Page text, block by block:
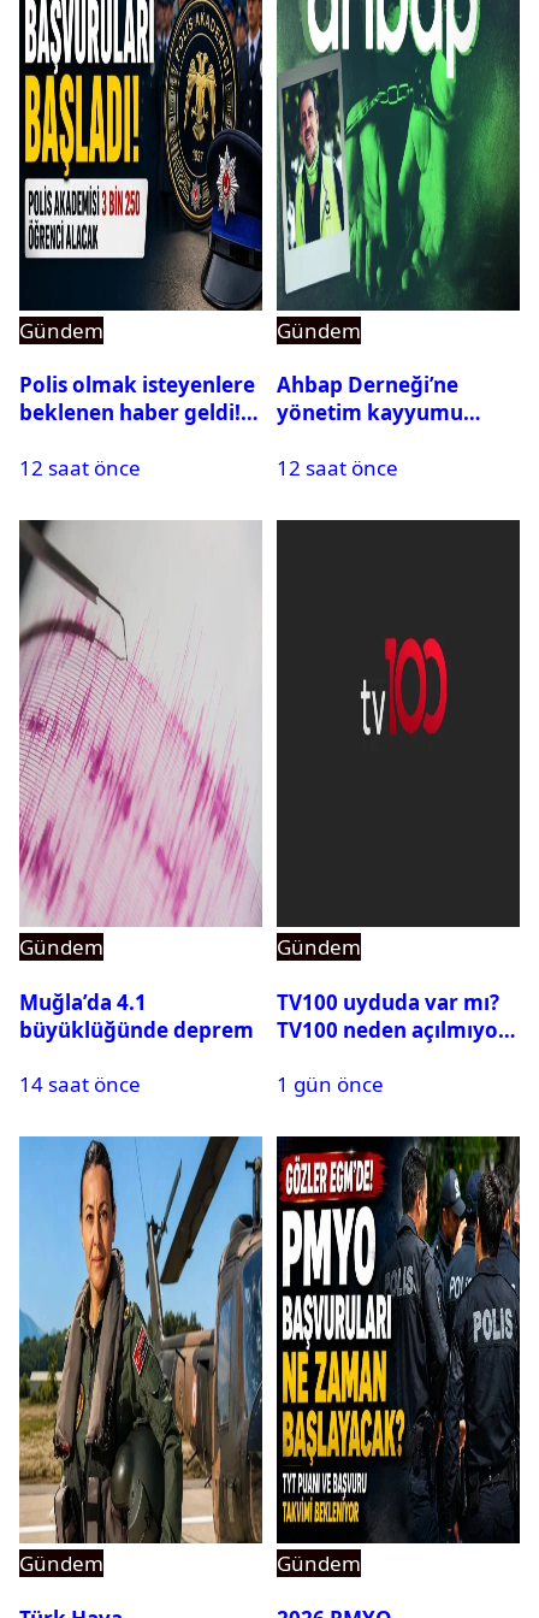
Gündem
Polis olmak isteyenlere
beklenen haber geldi!
12 saat önce
Gündem
Ahbap Derneği’ne
yönetim kayyumu
açıldı
12 saat önce
Gündem
Muğla’da 4.1
büyüklüğünde deprem
14 saat önce
Gündem
TV100 uyduda var mı?
TV100 neden açılmıyor?
1 gün önce
Gündem
Gündem